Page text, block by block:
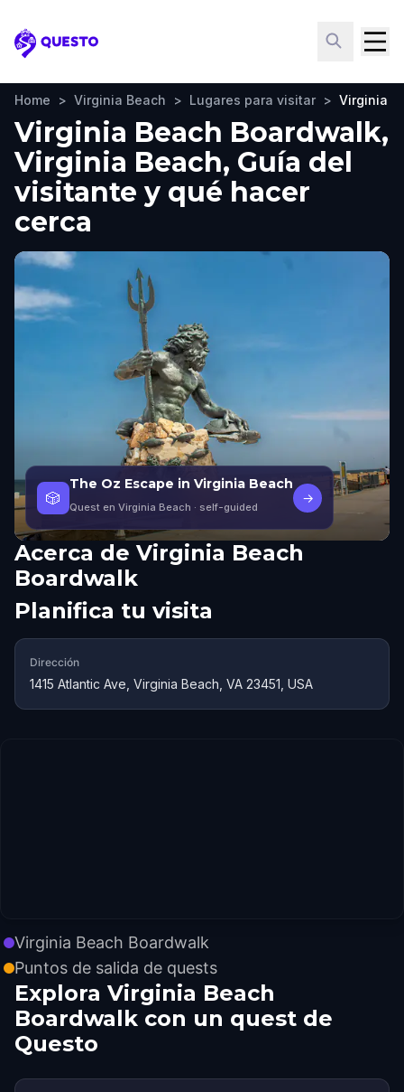
Questo
Home > Virginia Beach > Lugares para visitar > Virginia
Virginia Beach Boardwalk,
Virginia Beach, Guía del
visitante y qué hacer
cerca
🎲
The Oz Escape in Virginia Beach
Quest en Virginia Beach · self-guided
→
Acerca de Virginia Beach
Boardwalk
Planifica tu visita
Dirección
1415 Atlantic Ave, Virginia Beach, VA 23451, USA
Virginia Beach Boardwalk
Puntos de salida de quests
Explora Virginia Beach
Boardwalk con un quest de
Questo